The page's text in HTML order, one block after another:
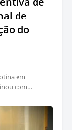
de
do
em
com…